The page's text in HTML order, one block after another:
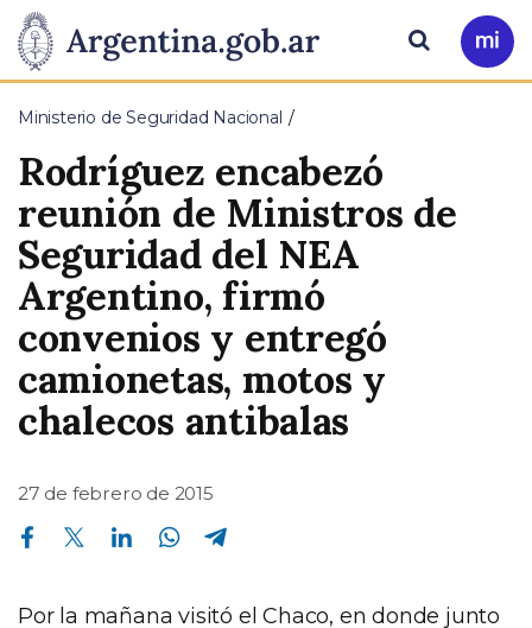
Presidencia
de
la
Nación
Pasar al contenido principal
Ir
a
Buscar
Ministerio de Seguridad Nacional
Rodríguez encabezó
reunión de Ministros de
Seguridad del NEA
Argentino, firmó
convenios y entregó
camionetas, motos y
chalecos antibalas
27 de febrero de 2015
Compartir en Facebook Compartir en Twitter Compartir en Linkedin Compartir en Whatsapp
Por la mañana visitó el Chaco, en donde junto